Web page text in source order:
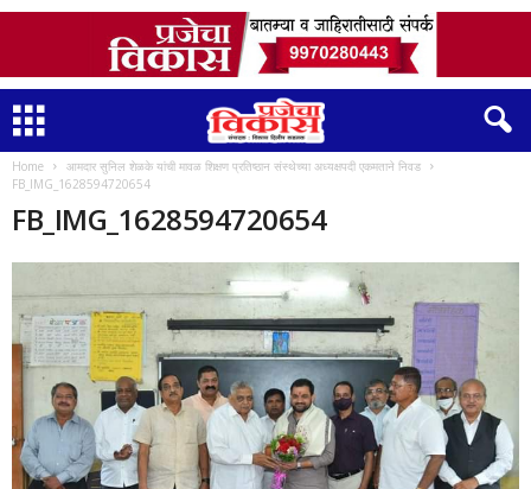
Home
आमदार सुनिल शेळके यांची मावळ शिक्षण प्रतिष्ठान संस्थेच्या अध्यक्षपदी एकमताने निवड
FB_IMG_1628594720654
FB_IMG_1628594720654